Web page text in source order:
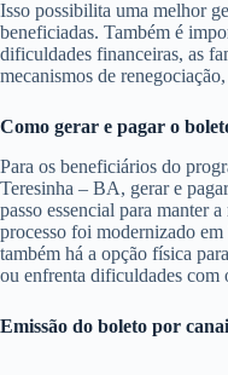
Isso possibilita uma melhor
beneficiadas. Também é
dificuldades financeiras, as
mecanismos de
Como gerar e pagar o
Para os beneficiários do
Teresinha – BA, gerar e
passo essencial para manter
processo foi modernizado
também há a opção física
ou enfrenta dificuldades com
Emissão do boleto por